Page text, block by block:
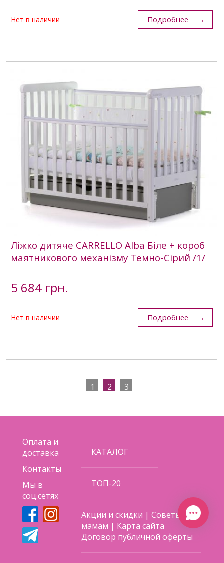
Нет в наличии Подробнее
Ліжко дитяче CARRELLO Alba Біле + короб
маятникового механізму Темно-Сірий /1/
5 684 грн.
Нет в наличии Подробнее
1 2 3
Оплата и
доставка
Контакты
Мы в
соц.сетях
КАТАЛОГ
ТОП-20
Акции и скидки |Советы
мамам | Карта сайта
Договор публичной оферты